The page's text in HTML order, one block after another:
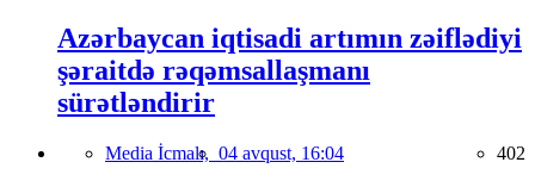
Azərbaycan iqtisadi artımın zəiflədiyi
şəraitdə rəqəmsallaşmanı
sürətləndirir
Media İcmalı, 04 avqust, 16:04 402